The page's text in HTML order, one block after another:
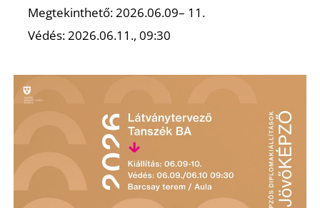
Megtekinthető: 2026.06.09– 11.
Védés: 2026.06.11., 09:30